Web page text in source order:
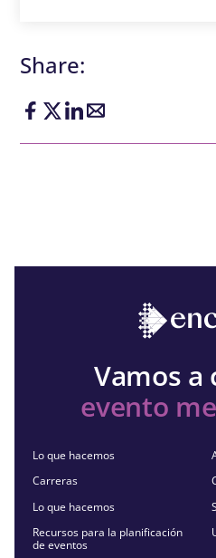
Share:
Vamos a
evento
Lo que hacemos
Carreras
Lo que hacemos
Recursos para la planificación
de eventos